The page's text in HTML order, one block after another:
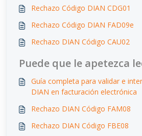
Rechazo Código DIAN CDG01
Rechazo Código DIAN FAD09e
Rechazo DIAN Código CAU02
Puede que le apetezca
Guía completa para validar e
DIAN en facturación electrónica
Rechazo DIAN Código FAM08
Rechazo DIAN Código FBE08